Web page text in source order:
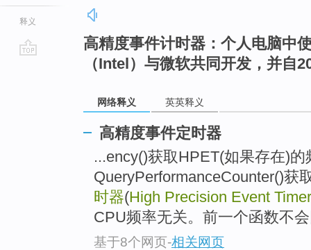
释义
高精度事件计时器：个人电脑中
（Intel）与微软共同开发，并自
网络释义 英英释义
高精度事件定时器
...ency()获取HPET(如果存在)的
QueryPerformanceCounter()获
时器(High Precision Event Timer
CPU频率无关。前一个函数不
基于8个网页-相关网页